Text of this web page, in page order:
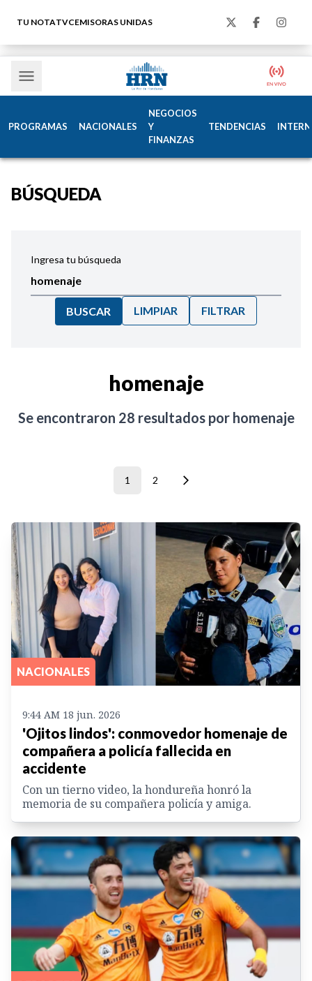
TU NOTATVCEMISORAS UNIDAS
PROGRAMAS NACIONALES
NEGOCIOS
Y
FINANZAS
TENDENCIAS
BÚSQUEDA
Ingresa tu búsqueda
BUSCAR LIMPIAR FILTRAR
homenaje
Se encontraron 28 resultados por homenaje
1 2
NACIONALES
9:44 AM 18 jun. 2026
'Ojitos lindos': conmovedor homenaje de
compañera a policía fallecida en
accidente
Con un tierno video, la hondureña honró la
memoria de su compañera policía y amiga.